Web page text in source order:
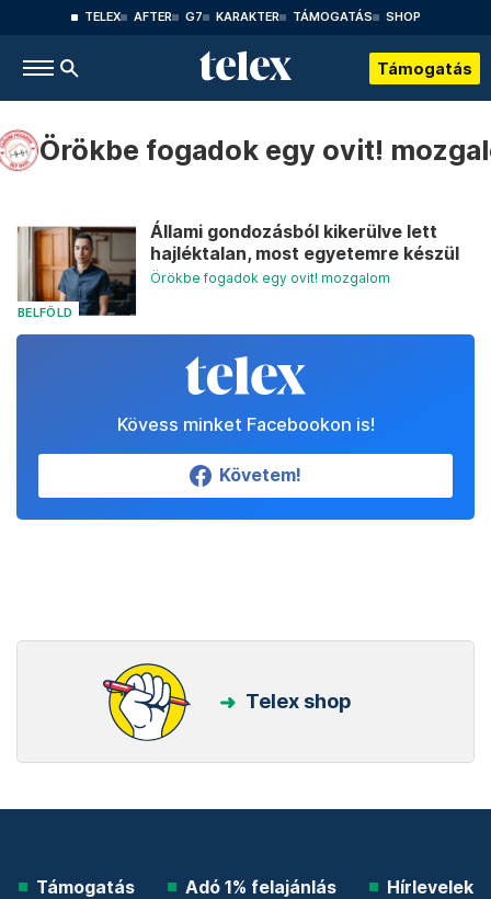
TELEX AFTER G7 KARAKTER TÁMOGATÁS SHOP
Támogatás
Örökbe fogadok egy ovit!
BELFÖLD
Állami gondozásból kikerülve lett
hajléktalan, most egyetemre készül
Örökbe fogadok egy ovit! mozgalom
Kövess minket Facebookon is!
Követem!
Telex shop
Támogatás Adó 1% felajánlás Hírlevelek